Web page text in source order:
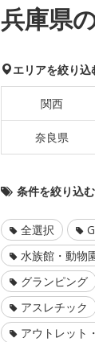
兵庫県
エリアを絞り込
関西
奈良県
条件を絞り込む
全選択
水族館・動物
グランピング
アスレチック
アウトレット